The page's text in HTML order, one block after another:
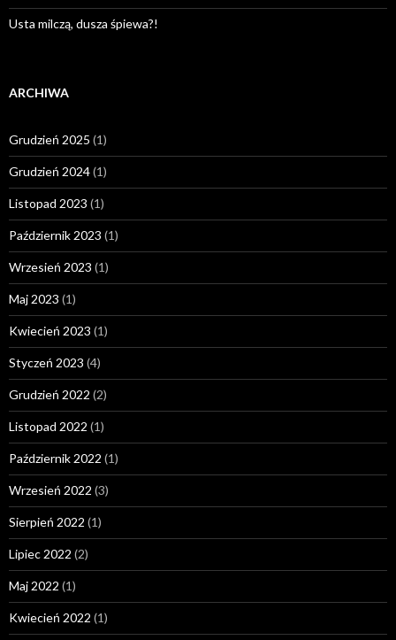
Usta milczą, dusza śpiewa?!
ARCHIWA
Grudzień 2025 (1)
Grudzień 2024(1)
Listopad 2023 (1)
Październik 2023 (1)
Wrzesień 2023 (1)
Maj 2023 (1)
Kwiecień 2023 (1)
Styczeń 2023 (4)
Grudzień 2022 (2)
Listopad 2022 (1)
Październik 2022 (1)
Wrzesień 2022 (3)
Sierpień 2022 (1)
Lipiec 2022 (2)
Maj 2022 (1)
Kwiecień 2022 (1)